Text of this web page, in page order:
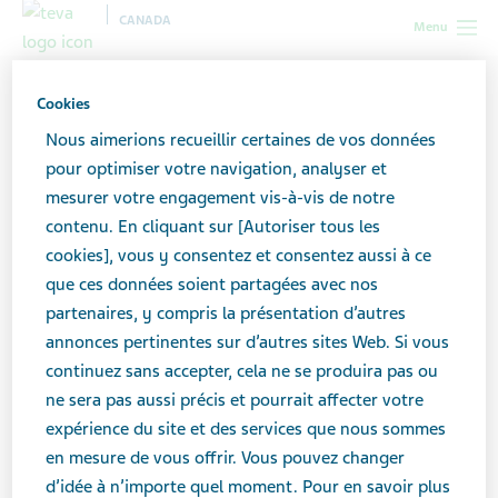
Menu
CANADA
Résultats de recherche
Effectuez une recherche ici pour trouver ce que
vous cherchez. Si vous cherchez un produit de
Teva, effectuez une recherche dans l’un de nos
catalogues de produits ou n’hésitez pas à
communiquer avec nouspour assistance.
Recherche
Cookies
Nous aimerions recueillir certaines de vos données
pour optimiser votre navigation, analyser et
mesurer votre engagement vis-à-vis de notre
contenu. En cliquant sur [Autoriser tous les
cookies], vous y consentez et consentez aussi à ce
que ces données soient partagées avec nos
partenaires, y compris la présentation d’autres
annonces pertinentes sur d’autres sites Web. Si vous
continuez sans accepter, cela ne se produira pas ou
ne sera pas aussi précis et pourrait affecter votre
expérience du site et des services que nous sommes
en mesure de vous offrir. Vous pouvez changer
d’idée à n’importe quel moment. Pour en savoir plus